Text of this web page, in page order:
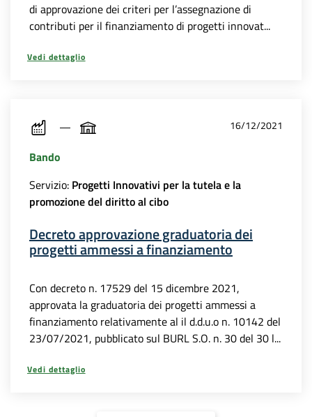
di approvazione dei criteri per l’assegnazione di
contributi per il finanziamento di progetti innovat...
Vedi dettaglio
16/12/2021
Bando
Servizio: Progetti Innovativi per la tutela e la
promozione del diritto al cibo
Decreto approvazione graduatoria dei
progetti ammessi a finanziamento
Con decreto n. 17529 del 15 dicembre 2021,
approvata la graduatoria dei progetti ammessi a
finanziamento relativamente al il d.d.u.o n. 10142 del
23/07/2021, pubblicato sul BURL S.O. n. 30 del 30 l...
Vedi dettaglio